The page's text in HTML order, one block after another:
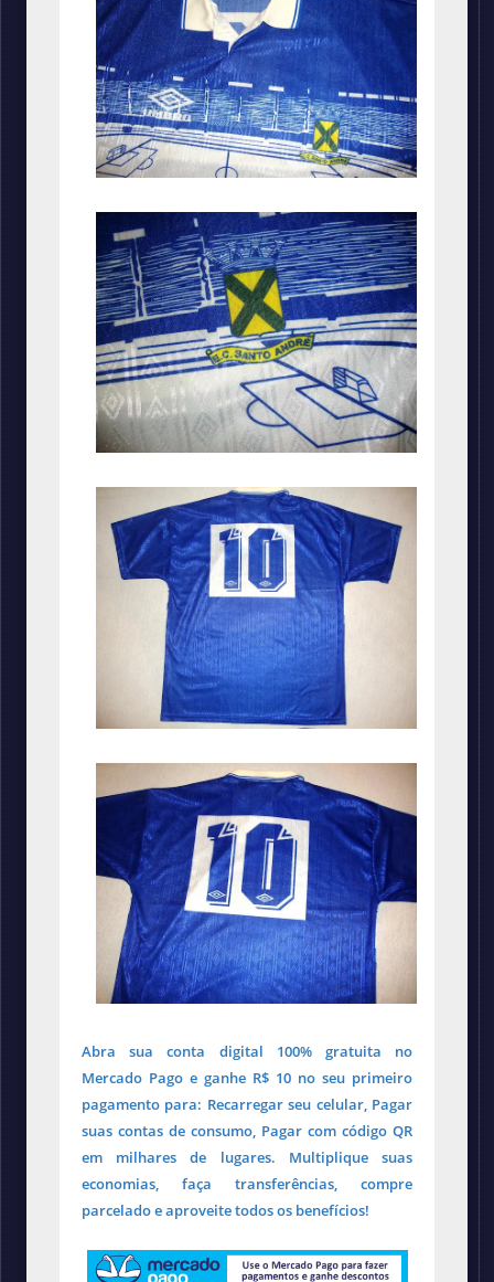
Abra sua conta digital 100% gratuita no
Mercado Pago e ganhe R$ 10 no seu primeiro
pagamento para: Recarregar seu celular, Pagar
suas contas de consumo, Pagar com código QR
em milhares de lugares. Multiplique suas
economias, faça transferências, compre
parcelado e aproveite todos os benefícios!